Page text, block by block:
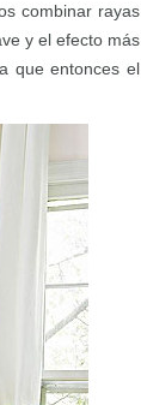
combinar rayas
y el efecto más
que entonces el